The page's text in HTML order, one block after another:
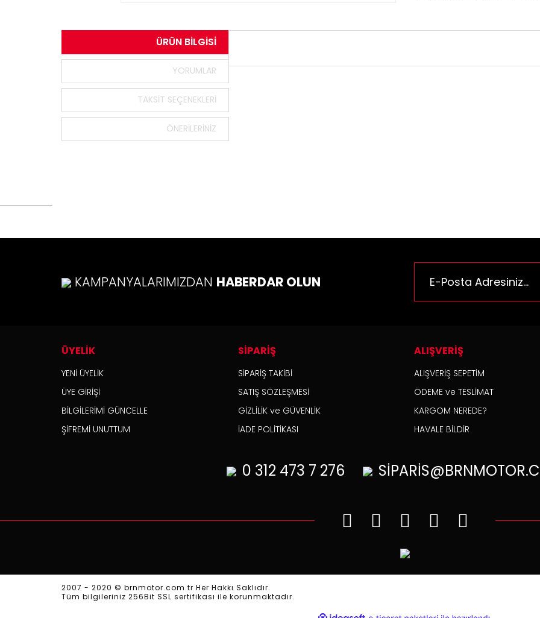
ÜRÜN BILGISI
YORUMLAR
TAKSIT SEÇENEKLERI
ÖNERILERINIZ
Gönder
KAMPANYALARIMIZDAN HABERDAR OLUN
ÜYELİK
YENİ ÜYELİK
ÜYE GİRİŞİ
BİLGİLERİMİ GÜNCELLE
ŞİFREMİ UNUTTUM
SİPARİŞ
SİPARİŞ TAKİBİ
SATIŞ SÖZLEŞMESİ
GİZLİLİK ve GÜVENLİK
İADE POLİTİKASI
ALIŞVERİŞ
ALIŞVERİŞ SEPETİM
ÖDEME ve TESLİMAT
KARGOM NEREDE?
HAVALE BİLDİR
0 312 473 7 276
2007 - 2020 © brnmotor.com.tr Her Hakkı Saklıdır.
Tüm bilgileriniz 256Bit SSL sertifikası ile korunmaktadır.